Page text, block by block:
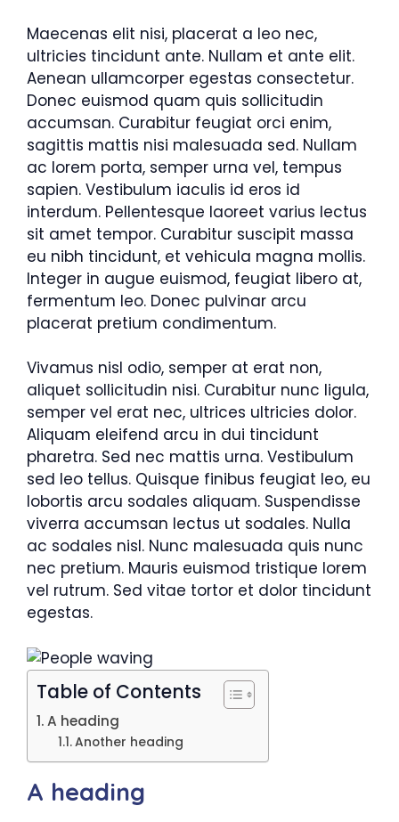
Maecenas elit nisi, placerat a leo nec,
ultricies tincidunt ante. Nullam et ante elit.
Aenean ullamcorper egestas consectetur.
Donec euismod quam quis sollicitudin
accumsan. Curabitur feugiat orci enim,
sagittis mattis nisi malesuada sed. Nullam
ac lorem porta, semper urna vel, tempus
sapien. Vestibulum iaculis id eros id
interdum. Pellentesque laoreet varius lectus
sit amet tempor. Curabitur suscipit massa
eu nibh tincidunt, et vehicula magna mollis.
Integer in augue euismod, feugiat libero at,
fermentum leo. Donec pulvinar arcu
placerat pretium condimentum.
Vivamus nisl odio, semper at erat non,
aliquet sollicitudin nisi. Curabitur nunc ligula,
semper vel erat nec, ultrices ultricies dolor.
Aliquam eleifend arcu in dui tincidunt
pharetra. Sed nec mattis urna. Vestibulum
sed leo tellus. Quisque finibus feugiat leo, eu
lobortis arcu sodales aliquam. Suspendisse
viverra accumsan lectus ut sodales. Nulla
ac sodales nisl. Nunc malesuada quis nunc
nec pretium. Mauris euismod tristique lorem
vel rutrum. Sed vitae tortor et dolor tincidunt
egestas.
Table of Contents
A heading
Another heading
A heading